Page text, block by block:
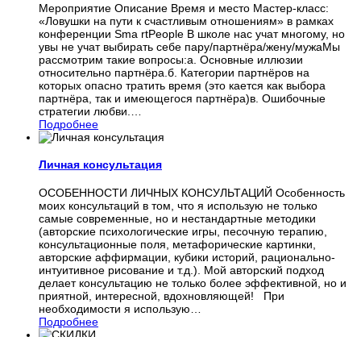
Мероприятие Описание Время и место Мастер-класс:
«Ловушки на пути к счастливым отношениям» в рамках
конференции Sma rtPeople В школе нас учат многому, но
увы не учат выбирать себе пару/партнёра/жену/мужаМы
рассмотрим такие вопросы:а. Основные иллюзии
относительно партнёра.б. Категории партнёров на
которых опасно тратить время (это кается как выбора
партнёра, так и имеющегося партнёра)в. Ошибочные
стратегии любви.
Подробнее
Личная консультация
ОСОБЕННОСТИ ЛИЧНЫХ КОНСУЛЬТАЦИЙ Особенность
моих консультаций в том, что я использую не только
самые современные, но и нестандартные методики
(авторские психологические игры, песочную терапию,
консультационные поля, метафорические картинки,
авторские аффирмации, кубики историй, рационально-
интуитивное рисование и т.д.). Мой авторский подход
делает консультацию не только более эффективной, но и
приятной, интересной, вдохновляющей! При
необходимости я использую
Подробнее